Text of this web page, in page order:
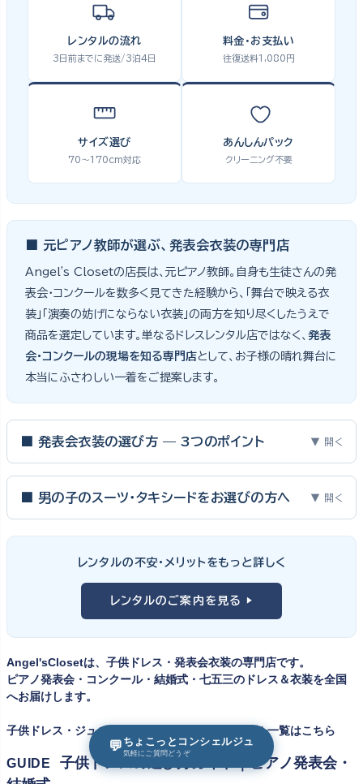
レンタルの流れ
3日前までに発送/3泊4日
料金・お支払い
往復送料1,080円
サイズ選び
70〜170cm対応
あんしんパック
クリーニング不要
■ 元ピアノ教師が選ぶ、発表会衣装の専門店
Angel's Closetの店長は、元ピアノ教師。自身も生徒さんの発
表会・コンクールを数多く見てきた経験から、「舞台で映える衣
装」「演奏の妨げにならない衣装」の両方を知り尽くしたうえで
商品を選定しています。単なるドレスレンタル店ではなく、 発表
会・コンクールの現場を知る専門店として、お子様の晴れ舞台に
本当にふさわしい一着をご提案します。
■ 発表会衣装の選び方 — 3つのポイント ▼ 開く
ピアノ発表会・バイオリン発表会・コンクールの舞台は、お子様にと
って特別な一日。元ピアノ教師としての経験から、衣装選びで大切
① サイズは"ジャストフィット"を選ぶ
舞台上で最も美しく見えるのは、お子様の体にきちんと合ったサ
イズのドレス・スーツです。「大きめを買って長く着せたい」という
何よりお子様を輝かせます。レンタルなら、その時のジャストサイ
ズを遠慮なく選べるのが最大のメリット。胸囲・身丈の正しい測り
② 舞台で映える色・楽器に合うデザインを選ぶ
■ 男の子のスーツ・タキシードをお選びの方へ ▼ 開く
向け、スリーピーススーツやベストスタイルは合唱・アンサンブル向
けと、シーンで使い分けるのがおすすめです。詳しくは
ツ・タキシード一覧
レンタルの不安・メリットをもっと詳しく
レンタルのご案内を見る ▶
Angel'sClosetは、子供ドレス・発表会衣装の専門店です。
ピアノ発表会・コンクール・結婚式・七五三のドレス＆衣装を全国
へお届けします。
子供ドレス・ジュニアドレス・子供スーツレンタル一覧はこちら
GUIDE
子供ドレスの選び方ガイド｜ピアノ発表会・
💬 ちょこっとコンシェルジュ
気軽にご質問どうぞ